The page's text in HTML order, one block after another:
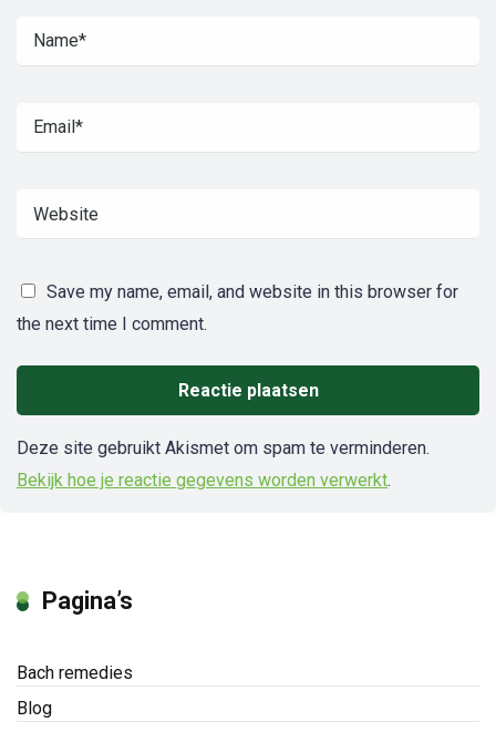
Save my name, email, and website in this browser for
the next time I comment.
Deze site gebruikt Akismet om spam te verminderen.
Bekijk hoe je reactie gegevens worden verwerkt.
Pagina’s
Bach remedies
Blog